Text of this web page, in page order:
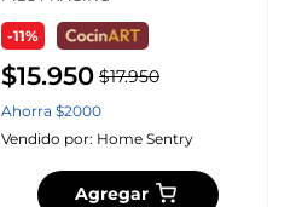
-11%
$15.950 $17.950
Ahorra $2000
Vendido por: Home Sentry
Agregar